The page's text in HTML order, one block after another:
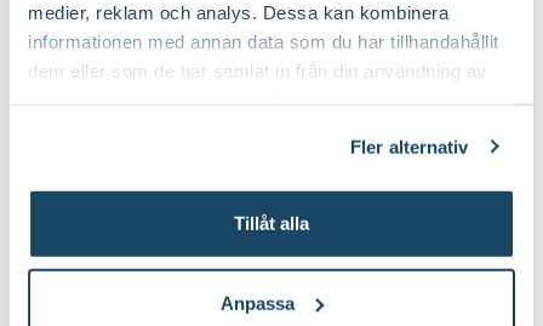
medier, reklam och analys. Dessa kan kombinera
informationen med annan data som du har tillhandahållit
dem eller som de har samlat in från din användning av
Fler alternativ
Tillåt alla
Anpassa
Beskärningssätt: Beskärning är inte nödvändig